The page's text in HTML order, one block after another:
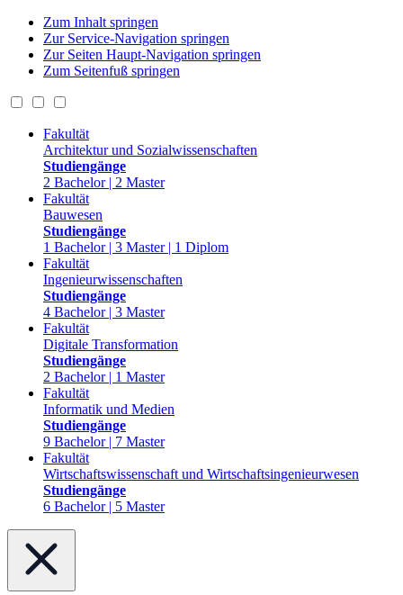
Zum Inhalt springen
Zur Service-Navigation springen
Zur Seiten Haupt-Navigation springen
Zum Seitenfuß springen
Fakultät
Architektur und Sozialwissenschaften
Studiengänge
2 Bachelor | 2 Master
Fakultät
Bauwesen
Studiengänge
1 Bachelor | 3 Master | 1 Diplom
Fakultät
Ingenieurwissenschaften
Studiengänge
4 Bachelor | 3 Master
Fakultät
Digitale Transformation
Studiengänge
2 Bachelor | 1 Master
Fakultät
Informatik und Medien
Studiengänge
9 Bachelor | 7 Master
Fakultät
Wirtschaftswissenschaft und Wirtschaftsingenieurwesen
Studiengänge
6 Bachelor | 5 Master